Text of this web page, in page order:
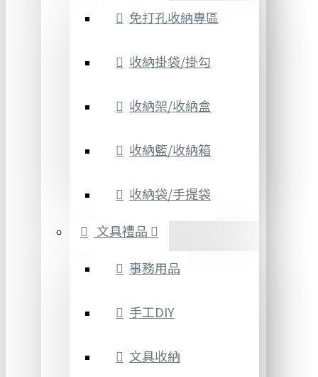
免打孔收納專區
收納掛袋/掛勾
收納架/收納盒
收納籃/收納箱
收納袋/手提袋
文具禮品
事務用品
手工DIY
文具收納